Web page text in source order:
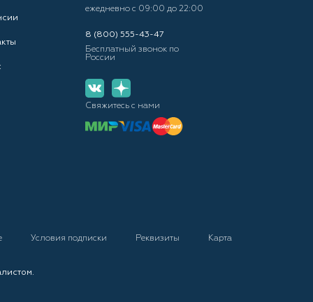
ежедневно с 09:00 до 22:00
8 (800) 555-43-47
Бесплатный звонок по
России
Свяжитесь с нами
Условия подписки Реквизиты
Карта